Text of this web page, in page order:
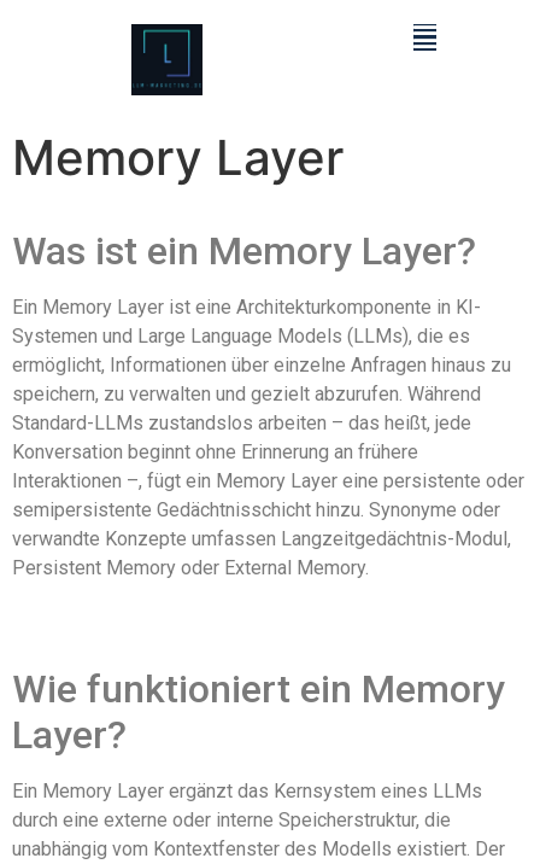
Memory Layer
Was ist ein Memory Layer?
Ein Memory Layer ist eine Architekturkomponente in KI-
Systemen und Large Language Models (LLMs), die es
ermöglicht, Informationen über einzelne Anfragen hinaus zu
speichern, zu verwalten und gezielt abzurufen. Während
Standard-LLMs zustandslos arbeiten – das heißt, jede
Konversation beginnt ohne Erinnerung an frühere
Interaktionen –, fügt ein Memory Layer eine persistente oder
semipersistente Gedächtnisschicht hinzu. Synonyme oder
verwandte Konzepte umfassen Langzeitgedächtnis-Modul,
Persistent Memory oder External Memory.
Wie funktioniert ein Memory
Layer?
Ein Memory Layer ergänzt das Kernsystem eines LLMs
durch eine externe oder interne Speicherstruktur, die
unabhängig vom Kontextfenster des Modells existiert. Der